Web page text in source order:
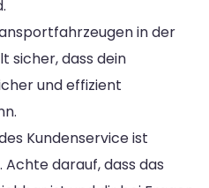
in der
sicher, dass dein
und effizient
Kundenservice ist
darauf, dass das